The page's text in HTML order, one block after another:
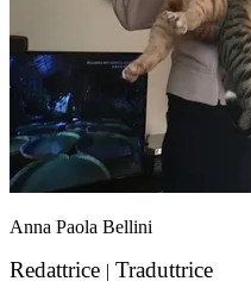
Anna Paola Bellini
Redattrice | Traduttrice